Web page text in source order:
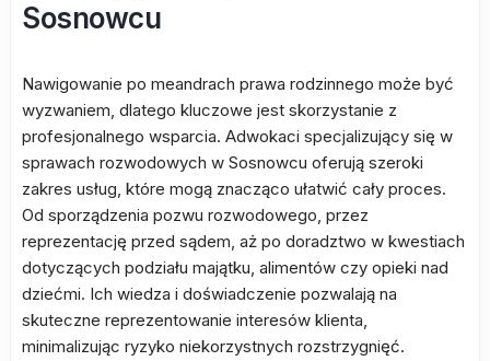
Sosnowcu
Nawigowanie po meandrach prawa rodzinnego może być
wyzwaniem, dlatego kluczowe jest skorzystanie z
profesjonalnego wsparcia. Adwokaci specjalizujący się w
sprawach rozwodowych w Sosnowcu oferują szeroki
zakres usług, które mogą znacząco ułatwić cały proces.
Od sporządzenia pozwu rozwodowego, przez
reprezentację przed sądem, aż po doradztwo w kwestiach
dotyczących podziału majątku, alimentów czy opieki nad
dziećmi. Ich wiedza i doświadczenie pozwalają na
skuteczne reprezentowanie interesów klienta,
minimalizując ryzyko niekorzystnych rozstrzygnięć.